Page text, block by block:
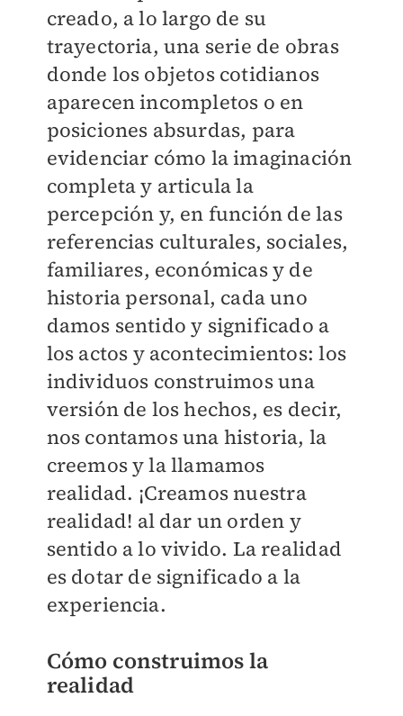
creado, a lo largo de su
trayectoria, una serie de obras
donde los objetos cotidianos
aparecen incompletos o en
posiciones absurdas, para
evidenciar cómo la imaginación
completa y articula la
percepción y, en función de las
referencias culturales, sociales,
familiares, económicas y de
historia personal, cada uno
damos sentido y significado a
los actos y acontecimientos: los
individuos construimos una
versión de los hechos, es decir,
nos contamos una historia, la
creemos y la llamamos
realidad. ¡Creamos nuestra
realidad! al dar un orden y
sentido a lo vivido. La realidad
es dotar de significado a la
experiencia.
Cómo construimos la
realidad